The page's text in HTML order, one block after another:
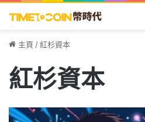
主頁 /紅杉資本
紅杉資本